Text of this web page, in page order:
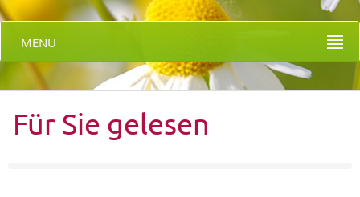
MENU
Für Sie gelesen